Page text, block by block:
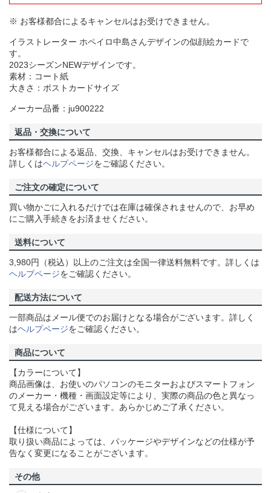
※ お客様都合によるキャンセルはお受けできません。
イラストレーター ホペイロ中島さんデザインの似顔絵カードで
す。
2023シーズンNEWデザインです。
素材：コート紙
大きさ：ポストカードサイズ
メーカー品番：ju900222
返品・交換について
お客様都合による返品、交換、キャンセルはお受けできません。
詳しくはヘルプページをご確認ください。
ご注文の確定について
買い物かごに入れるだけでは在庫は確保されませんので、お早め
にご購入手続きをお済ませください。
送料について
3,980円（税込）以上のご注文は全国一律送料無料です。詳しくは
ヘルプページをご確認ください。
配送方法について
一部商品はメール便でのお届けとなる場合がございます。詳しく
はヘルプページをご確認ください。
商品について
【カラーについて】
商品画像は、お使いのパソコンのモニターおよびスマートフォン
のメーカー・機種・画面設定等により、実際の商品の色と異なっ
て見える場合がございます。あらかじめご了承ください。
【仕様について】
取り扱い商品によっては、パッケージやデザインなどの仕様が予
告なく変更になることがございます。
その他